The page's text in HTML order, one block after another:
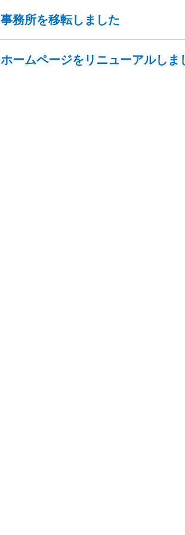
事務所を移転しました
ホームページをリニューアルしま